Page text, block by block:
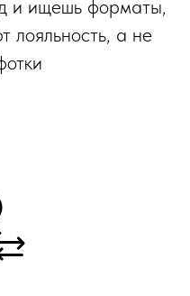
и ищешь форматы,
лояльность, а не